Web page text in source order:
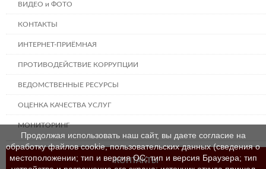
ВИДЕО и ФОТО
КОНТАКТЫ
ИНТЕРНЕТ-ПРИЁМНАЯ
ПРОТИВОДЕЙСТВИЕ КОРРУПЦИИ
ВЕДОМСТВЕННЫЕ РЕСУРСЫ
ОЦЕНКА КАЧЕСТВА УСЛУГ
МОНИТОРИНГ
КОНТАКТЫ
Продолжая использовать наш сайт, вы даете согласие на
обработку файлов cookie, пользовательских данных (сведения о
местоположении; тип и версия ОС; тип и версия Браузера; тип